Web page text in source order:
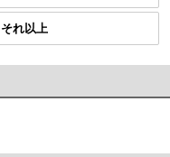
それ以上